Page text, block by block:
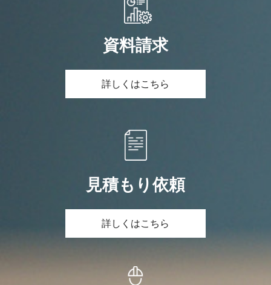
資料請求
詳しくはこちら
見積もり依頼
詳しくはこちら